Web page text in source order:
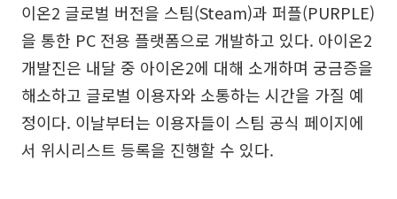
이온2 글로벌 버전을 스팀(Steam)과 퍼플(PURPLE)
을 통한 PC 전용 플랫폼으로 개발하고 있다. 아이온2
개발진은 내달 중 아이온2에 대해 소개하며 궁금증을
해소하고 글로벌 이용자와 소통하는 시간을 가질 예
정이다. 이날부터는 이용자들이 스팀 공식 페이지에
서 위시리스트 등록을 진행할 수 있다.